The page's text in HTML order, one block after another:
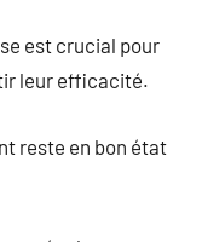
est crucial pour
leur efficacité.
reste en bon état